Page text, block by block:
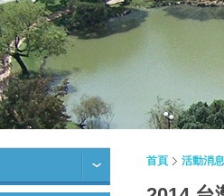
首頁 活動消息